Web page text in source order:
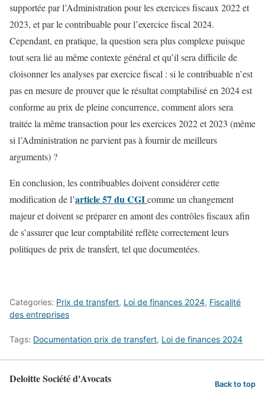
supportée par l’Administration pour les exercices fiscaux 2022 et
2023, et par le contribuable pour l’exercice fiscal 2024.
Cependant, en pratique, la question sera plus complexe puisque
tout sera lié au même contexte général et qu’il sera difficile de
cloisonner les analyses par exercice fiscal : si le contribuable n’est
pas en mesure de prouver que le résultat comptabilisé en 2024 est
conforme au prix de pleine concurrence, comment alors sera
traitée la même transaction pour les exercices 2022 et 2023 (même
si l’Administration ne parvient pas à fournir de meilleurs
arguments) ?
En conclusion, les contribuables doivent considérer cette
modification de l’article 57 du CGIcomme un changement
majeur et doivent se préparer en amont des contrôles fiscaux afin
de s’assurer que leur comptabilité reflète correctement leurs
politiques de prix de transfert, tel que documentées.
Categories: Prix de transfert, Loi de finances 2024, Fiscalité
des entreprises
Tags: Documentation prix de transfert, Loi de finances 2024
Deloitte Société d'Avocats Back to top